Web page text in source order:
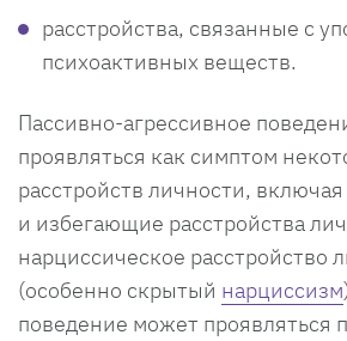
расстройства, связанные с
психоактивных веществ.
Пассивно-агрессивное
проявляться как симптом
расстройств личности,
и избегающие расстройства
нарциссическое расстройство
(особенно скрытый нарциссизм
поведение может проявляться